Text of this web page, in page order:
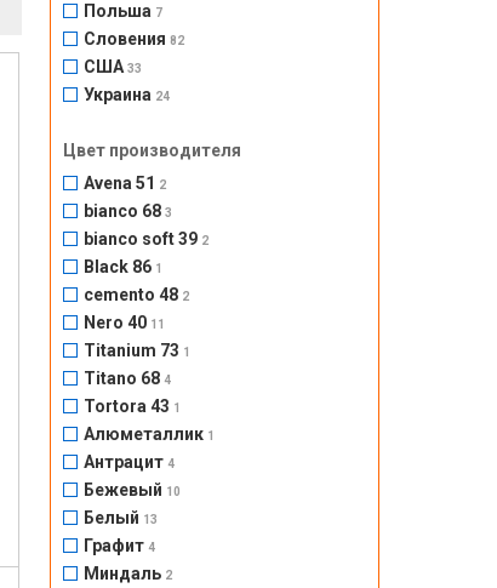
Польша 7
Словения82
США33
Украина 24
Цвет производителя
Avena 51
2
bianco 683
bianco soft 39 2
Black 86 1
cemento 48 2
Nero 40 11
Titanium 73 1
Titano 684
Tortora 43 1
Алюметаллик 1
Антрацит4
Бежевый 10
Белый 13
Графит4
Миндаль 2